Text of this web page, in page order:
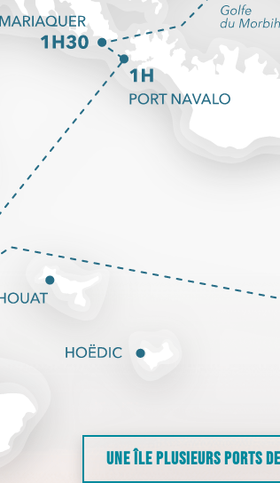
UNE ÎLE PLUSIEURS PORTS